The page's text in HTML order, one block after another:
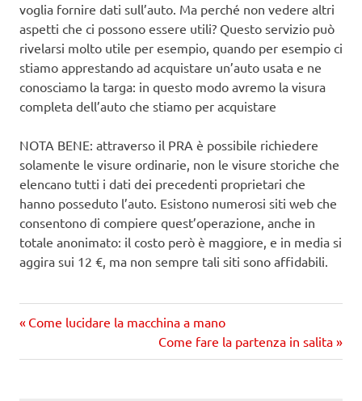
voglia fornire dati sull’auto. Ma perché non vedere altri
aspetti che ci possono essere utili? Questo servizio può
rivelarsi molto utile per esempio, quando per esempio ci
stiamo apprestando ad acquistare un’auto usata e ne
conosciamo la targa: in questo modo avremo la visura
completa dell’auto che stiamo per acquistare
NOTA BENE: attraverso il PRA è possibile richiedere
solamente le visure ordinarie, non le visure storiche che
elencano tutti i dati dei precedenti proprietari che
hanno posseduto l’auto. Esistono numerosi siti web che
consentono di compiere quest’operazione, anche in
totale anonimato: il costo però è maggiore, e in media si
aggira sui 12 €, ma non sempre tali siti sono affidabili.
Navigazione
articoli
Precedente
Come lucidare la macchina a mano
Prossimo
articolo
Come fare la partenza in salita